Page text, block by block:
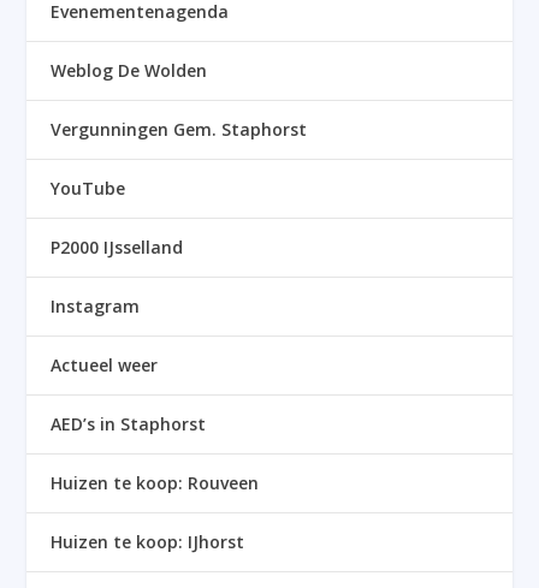
Evenementenagenda
Weblog De Wolden
Vergunningen Gem. Staphorst
YouTube
P2000 IJsselland
Instagram
Actueel weer
AED’s in Staphorst
Huizen te koop: Rouveen
Huizen te koop: IJhorst